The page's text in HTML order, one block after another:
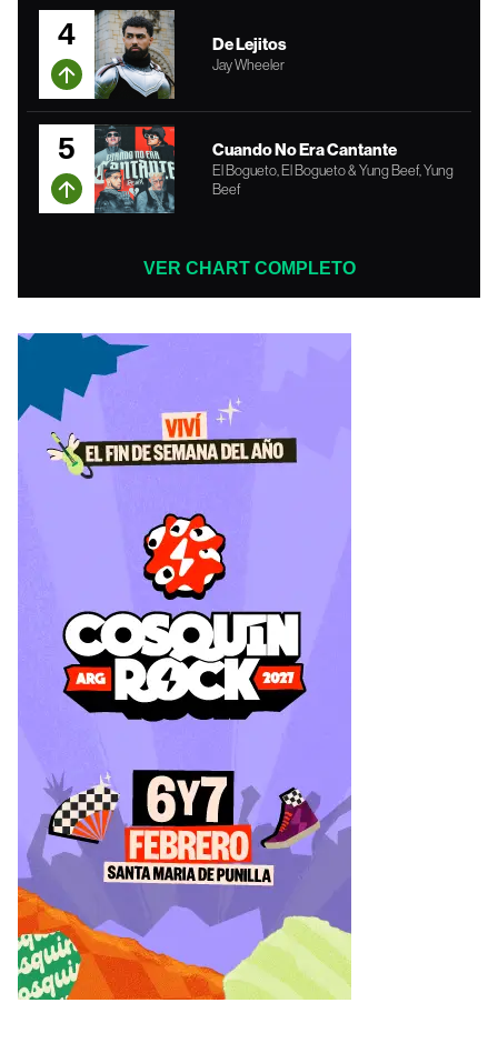
4 De Lejitos
Jay Wheeler
5 Cuando No Era Cantante
El Bogueto, El Bogueto & Yung Beef, Yung
Beef
VER CHART COMPLETO